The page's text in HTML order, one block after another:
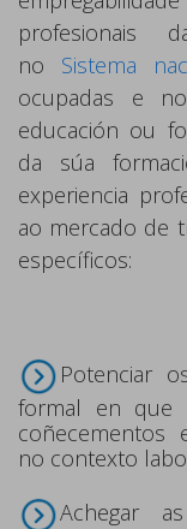
profesionais
no
Sistema
ocupadas e
educación ou
da súa
experiencia
ao mercado de
específicos:
Potenciar
formal en que
coñecementos
no contexto
Achegar